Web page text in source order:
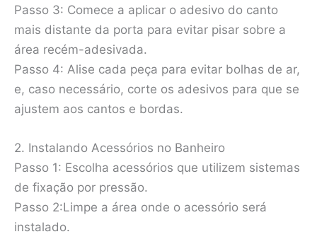
Passo 3: Comece a aplicar o adesivo do canto
mais distante da porta para evitar pisar sobre a
área recém-adesivada.
Passo 4: Alise cada peça para evitar bolhas de ar,
e, caso necessário, corte os adesivos para que se
ajustem aos cantos e bordas.
2. Instalando Acessórios no Banheiro
Passo 1: Escolha acessórios que utilizem sistemas
de fixação por pressão.
Passo 2:Limpe a área onde o acessório será
instalado.